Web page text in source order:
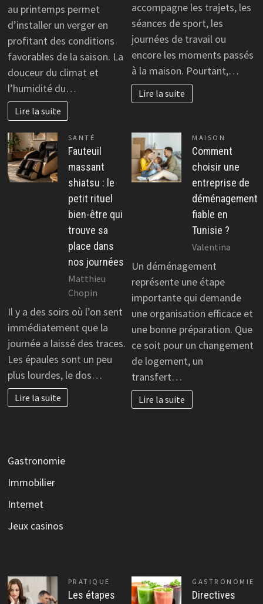
au printemps permet
d’installer un verger en
profitant des conditions
favorables de la saison. La
douceur du climat et
l’humidité du…
Lire la suite
accompagne les trajets, les
séances de sport, les
journées de travail ou
encore les moments passés
à la maison. Pourtant,…
Lire la suite
SANTÉ
Fauteuil
massant
shiatsu : le
petit rituel
bien-être qui
trouve sa
place dans
nos journées
Matthieu
Chopin
Il y a des soirs où l’on sent
immédiatement que la
journée a laissé des traces.
Les épaules sont un peu
plus lourdes, le dos…
Lire la suite
MAISON
Comment
choisir une
entreprise de
déménagement
fiable en
Tunisie ?
Valentina
Un déménagement
représente une étape
importante qui demande
une organisation efficace et
une bonne préparation. Que
ce soit pour un changement
de logement, un
transfert…
Lire la suite
Gastronomie
Immobilier
Internet
Jeux casinos
PRATIQUE
Les étapes
GASTRONOMIE
Directives